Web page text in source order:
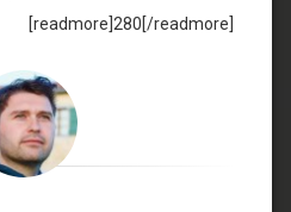
[readmore]280[/readmore]